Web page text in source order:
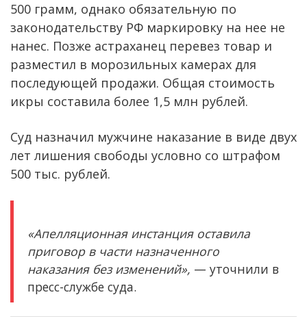
500 грамм, однако обязательную по
законодательству РФ маркировку на нее не
нанес. Позже астраханец перевез товар и
разместил в морозильных камерах для
последующей продажи. Общая стоимость
икры составила более 1,5 млн рублей.
Суд назначил мужчине наказание в виде двух
лет лишения свободы условно со штрафом
500 тыс. рублей.
«Апелляционная инстанция оставила
приговор в части назначенного
наказания без изменений», — уточнили в
пресс-службе суда.